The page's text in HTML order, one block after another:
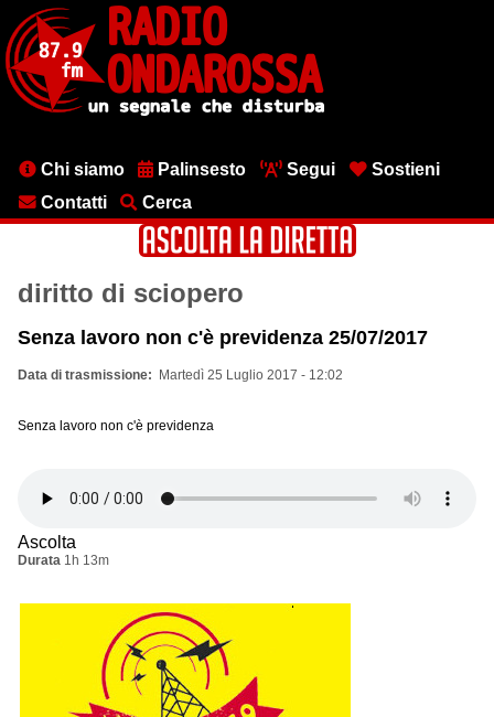
contenuto
principale
MenuChi siamo Palinsesto Segui
Sostieni
Contatti
Cerca
diritto di sciopero
Senza lavoro non c'è previdenza 25/07/2017
Data di trasmissione Martedì 25 Luglio 2017 - 12:02
Senza lavoro non c'è previdenza
Ascolta
Durata 1h 13m